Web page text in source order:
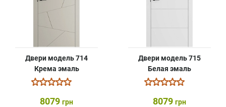
Двери модель 714
Крема эмаль
8079 грн
Двери модель 715
Белая эмаль
8079 грн